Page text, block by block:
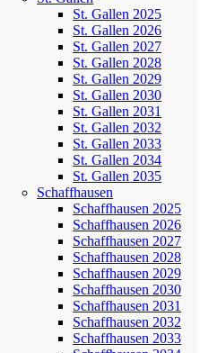
St. Gallen 2025
St. Gallen 2026
St. Gallen 2027
St. Gallen 2028
St. Gallen 2029
St. Gallen 2030
St. Gallen 2031
St. Gallen 2032
St. Gallen 2033
St. Gallen 2034
St. Gallen 2035
Schaffhausen
Schaffhausen 2025
Schaffhausen 2026
Schaffhausen 2027
Schaffhausen 2028
Schaffhausen 2029
Schaffhausen 2030
Schaffhausen 2031
Schaffhausen 2032
Schaffhausen 2033